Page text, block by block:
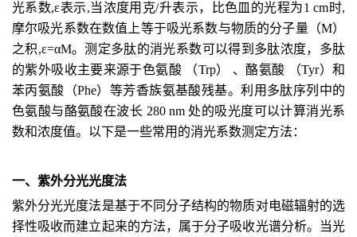
光系数,ε表示,当浓度用克/升表示，比色皿的光程为1 cm时,
摩尔吸光系数在数值上等于吸光系数与物质的分子量（M）
之积,ε=αM。测定多肽的消光系数可以得到多肽浓度，多肽
的紫外吸收主要来源于色氨酸 （Trp） 、酪氨酸 （Tyr）和
苯丙氨酸（Phe）等芳香族氨基酸残基。利用多肽序列中的
色氨酸与酪氨酸在波长 280 nm 处的吸光度可以计算消光系
数和浓度值。以下是一些常用的消光系数测定方法：
一、 紫外分光光度法
紫外分光光度法是基于不同分子结构的物质对电磁辐射的选
择性吸收而建立起来的方法，属于分子吸收光谱分析。当光